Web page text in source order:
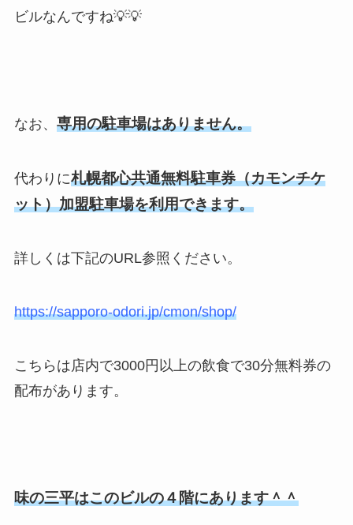
ビルなんですね💡💡
なお、 専用の駐車場はありません。
代わりに札幌都心共通無料駐車券（カモンチケ
ット）加盟駐車場を利用できます。
詳しくは下記のURL参照ください。
https://sapporo-odori.jp/cmon/shop/
こちらは店内で3000円以上の飲食で30分無料券の
配布があります。
味の三平はこのビルの４階にあります＾＾